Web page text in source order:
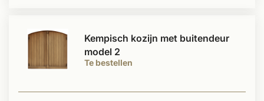
Te bestellen
Kempisch kozijn met buitendeur
model 2